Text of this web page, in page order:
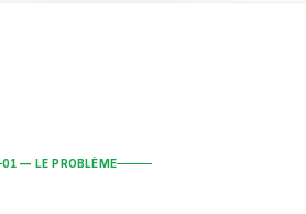
01 — LE PROBLÈME